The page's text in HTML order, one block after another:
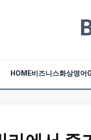
HOME비즈니스화상영어